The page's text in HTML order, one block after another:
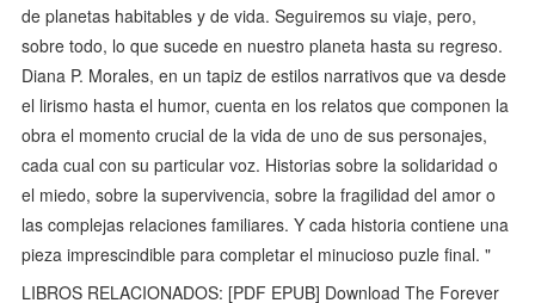
de planetas habitables y de vida. Seguiremos su viaje, pero,
sobre todo, lo que sucede en nuestro planeta hasta su regreso.
Diana P. Morales, en un tapiz de estilos narrativos que va desde
el lirismo hasta el humor, cuenta en los relatos que componen la
obra el momento crucial de la vida de uno de sus personajes,
cada cual con su particular voz. Historias sobre la solidaridad o
el miedo, sobre la supervivencia, sobre la fragilidad del amor o
las complejas relaciones familiares. Y cada historia contiene una
pieza imprescindible para completar el minucioso puzle final. "
LIBROS RELACIONADOS: [PDF EPUB] Download The Forever